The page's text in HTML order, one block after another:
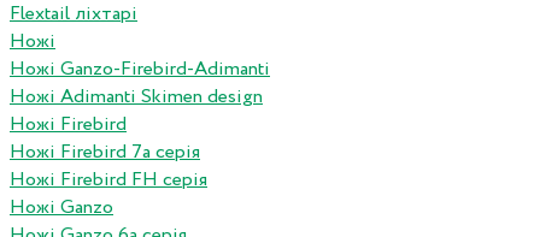
Flextail ліхтарі
Ножі
Ножі Ganzo-Firebird-Adimanti
Ножі Adimanti Skimen design
Ножі Firebird
Ножі Firebird 7а серія
Ножі Firebird FH серія
Ножі Ganzo